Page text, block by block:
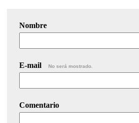
Nombre
E-mail No será mostrado.
Comentario